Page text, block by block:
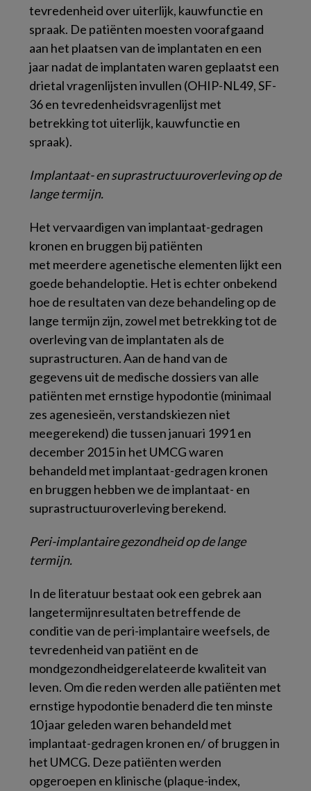
tevredenheid over uiterlijk, kauwfunctie en
spraak. De patiënten moesten voorafgaand
aan het plaatsen van de implantaten en een
jaar nadat de implantaten waren geplaatst een
drietal vragenlijsten invullen (OHIP-NL49, SF-
36 en tevredenheidsvragenlijst met
betrekking tot uiterlijk, kauwfunctie en
spraak).
Implantaat- en suprastructuuroverleving op de
lange termijn.
Het vervaardigen van implantaat-gedragen
kronen en bruggen bij patiënten
met meerdere agenetische elementen lijkt een
goede behandeloptie. Het is echter onbekend
hoe de resultaten van deze behandeling op de
lange termijn zijn, zowel met betrekking tot de
overleving van de implantaten als de
suprastructuren. Aan de hand van de
gegevens uit de medische dossiers van alle
patiënten met ernstige hypodontie (minimaal
zes agenesieën, verstandskiezen niet
meegerekend) die tussen januari 1991 en
december 2015 in het UMCG waren
behandeld met implantaat-gedragen kronen
en bruggen hebben we de implantaat- en
suprastructuuroverleving berekend.
Peri-implantaire gezondheid op de lange
termijn.
In de literatuur bestaat ook een gebrek aan
langetermijnresultaten betreffende de
conditie van de peri-implantaire weefsels, de
tevredenheid van patiënt en de
mondgezondheidgerelateerde kwaliteit van
leven. Om die reden werden alle patiënten met
ernstige hypodontie benaderd die ten minste
10 jaar geleden waren behandeld met
implantaat-gedragen kronen en/ of bruggen in
het UMCG. Deze patiënten werden
opgeroepen en klinische (plaque-index,